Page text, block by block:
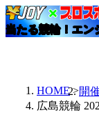
当たる競輪！エン
HOME 開
広島競輪